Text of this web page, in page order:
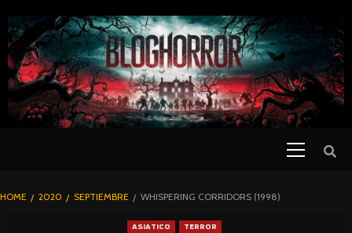
TO
CONTENT
BLOGHORROR
HOME 2020 SEPTIEMBRE WHISPERING CORRIDORS (1998)
ASIATICO TERROR